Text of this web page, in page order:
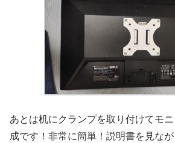
あとは机にクランプを取り付けてモ
成です！非常に簡単！説明書を見な